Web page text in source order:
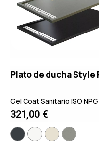
Plato de ducha Style
Gel Coat Sanitario ISO NPG
321,00 €